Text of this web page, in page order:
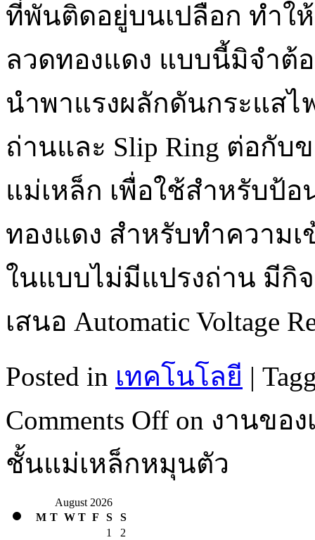
ที่พันติดอยู่บนเปลือก ทำใ
ลวดทองแดง แบบนี้มิจำต้
นำพาแรงผลักดันกระแสไ
ถ่านและ Slip Ring ต่อกั
แม่เหล็ก เพื่อใช้สำหรับป้
ทองแดง สำหรับทำความ
ในแบบไม่มีแปรงถ่าน มีกิ
เสนอ Automatic Voltage
Posted in เทคโนโลยี |
Comments Off on งานขอ
ชั้นแม่เหล็กหมุนตัว
August 2026
M T W T F S
S
1
2